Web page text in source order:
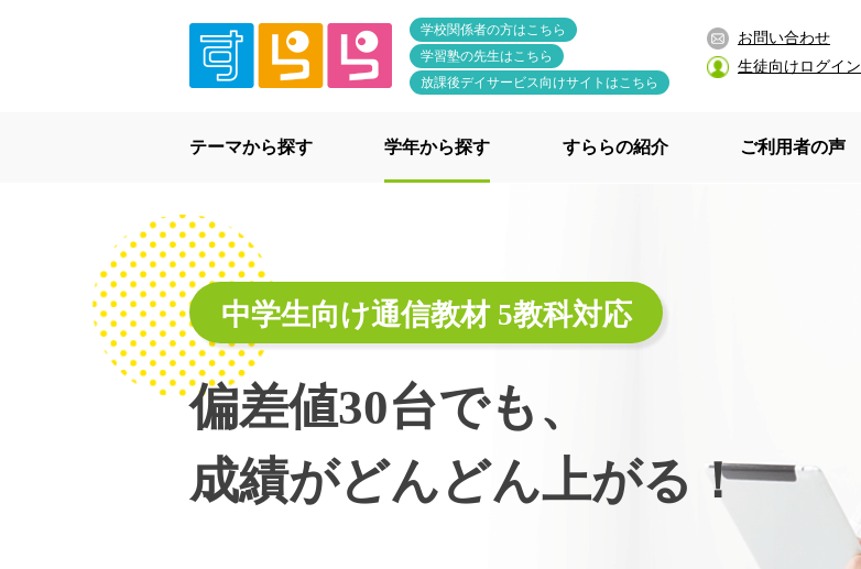
学校関係者の方はこちら
学習塾の先生はこちら
放課後デイサービス向けサイトはこちら
お問い合わせ
生徒向けログイン
テーマから探す 学年から探す すららの紹介 ご利用者の声
中学生向け通信教材 5教科対応
偏差値30台でも、
成績がどんどん上がる！